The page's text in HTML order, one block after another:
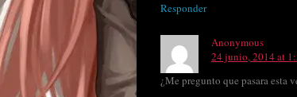
Responder
Anonymous
24 junio, 2014 at
¿Me pregunto que pasara esta